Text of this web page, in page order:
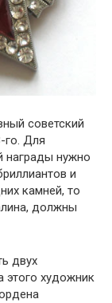
советский
го. Для
награды нужно
и
камней, то
должны
двух
этого художник